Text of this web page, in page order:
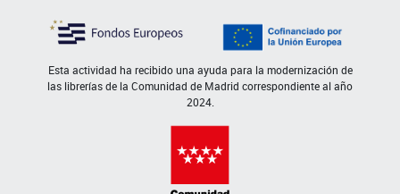
Esta actividad ha recibido una ayuda para la modernización de
las librerías de la Comunidad de Madrid correspondiente al año
2024.